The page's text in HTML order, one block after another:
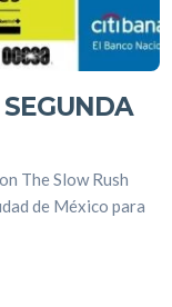
The Slow Rush
de México para